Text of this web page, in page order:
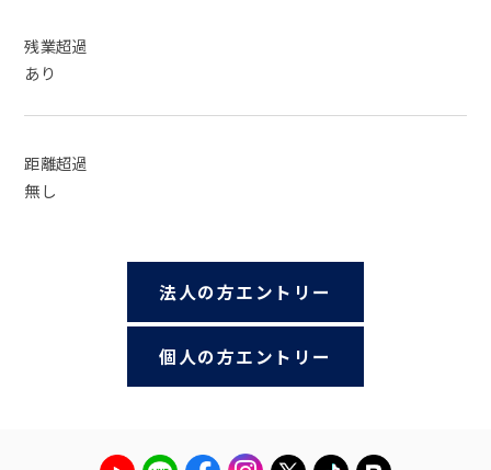
残業超過
あり
距離超過
無し
法人の方エントリー
個人の方エントリー